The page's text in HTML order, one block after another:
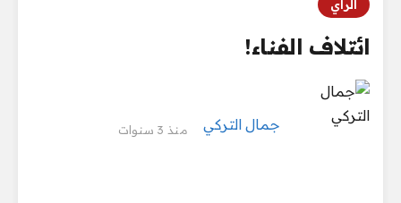
الرأي
ائتلاف الفناء!
جمال التركي منذ 3 سنوات